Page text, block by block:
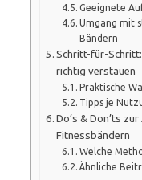
Geeignete
Umgang mit
Bändern
Schritt-für-
richtig verstauen
Praktische
Tipps je
Do’s & Don’ts
Fitnessbändern
Welche
Ähnliche